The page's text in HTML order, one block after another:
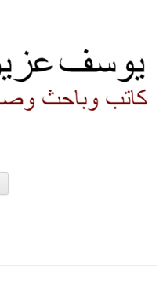
Skip to content